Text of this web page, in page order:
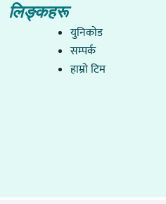
लिङ्कहरू
युनिकाेड
सम्पर्क
हाम्राे टिम